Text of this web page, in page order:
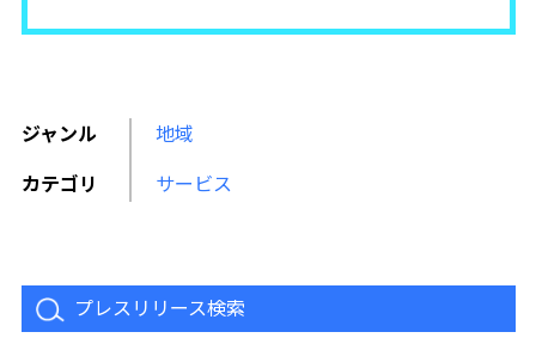
ジャンル 地域
カテゴリ サービス
プレスリリース検索